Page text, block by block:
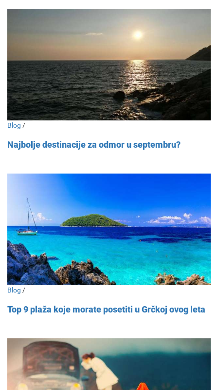
Blog /
Najbolje destinacije za odmor u septembru?
Blog /
Top 9 plaža koje morate posetiti u Grčkoj ovog leta